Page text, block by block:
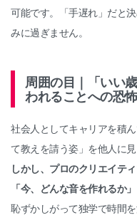
可能です。「手遅れ」だと
みに過ぎません。
周囲の目｜「いい
われることへの恐怖
社会人としてキャリアを積
て教えを請う姿」を他人に
しかし、プロのクリエイテ
「今、どんな音を作れるか
恥ずかしがって独学で時間